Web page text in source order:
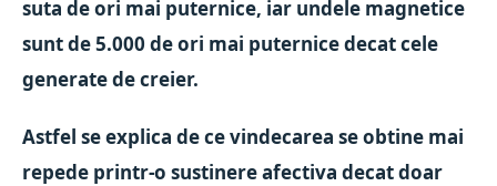
suta de ori mai puternice, iar undele magnetice
sunt de 5.000 de ori mai puternice decat cele
generate de creier.
Astfel se explica de ce vindecarea se obtine mai
repede printr-o sustinere afectiva decat doar